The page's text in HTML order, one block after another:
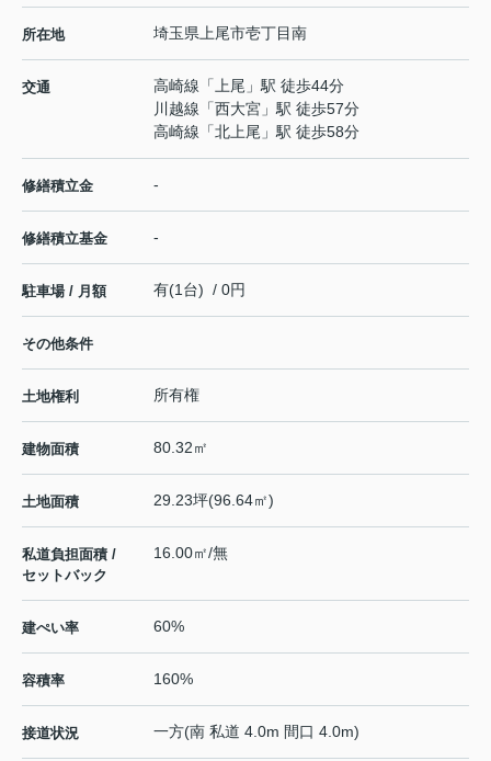
所在地 埼玉県 上尾市壱丁目南
交通 高崎線 「 上尾 」駅 徒歩44分
川越線 「西大宮 」駅 徒歩57分
高崎線 「北上尾 」駅 徒歩58分
修繕積立金 -
修繕積立基金 -
駐車場 / 月額 有(1台) / 0円
その他条件
土地権利 所有権
建物面積 80.32㎡
土地面積 29.23坪(96.64㎡)
私道負担面積 /
セットバック
16.00㎡/無
建ぺい率 60%
容積率 160%
接道状況 一方(南 私道 4.0m 間口 4.0m)